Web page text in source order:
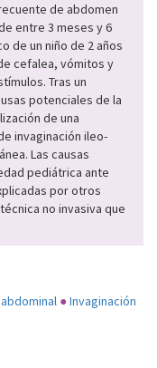
de abdomen
entre 3 meses y 6
de un niño de 2 años
cefalea, vómitos y
Tras un
potenciales de la
de una
invaginación ileo-
Las causas
pediátrica ante
por otros
no invasiva que
●Invaginación